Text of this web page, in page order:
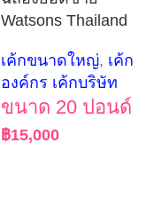
Watsons Thailand
เค้กขนาดใหญ่, เค้ก
องค์กร เค้กบริษัท
ขนาด 20 ปอนด์
฿15,000